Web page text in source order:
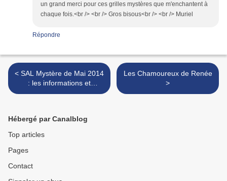
un grand merci pour ces grilles mystères que m'enchantent à
chaque fois.<br /> <br /> Gros bisous<br /> <br /> Muriel
Répondre
< SAL Mystère de Mai 2014
: les informations et
inscriptions ... et première
Les Chamoureux de Renée
>
Hébergé par Canalblog
Top articles
Pages
Contact